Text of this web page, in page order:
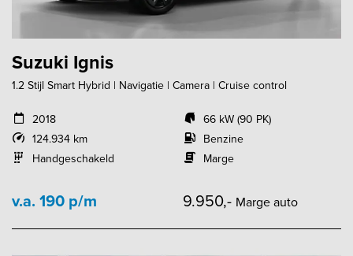
Suzuki Ignis
1.2 Stijl Smart Hybrid | Navigatie | Camera | Cruise control
2018
124.934 km
Handgeschakeld
66 kW (90 PK)
Benzine
Marge
v.a. 190 p/m 9.950,- Marge auto